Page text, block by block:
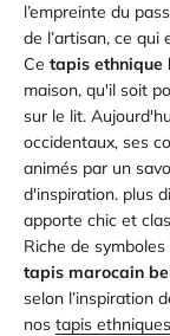
l’empreinte du
de l’artisan, ce
Ce tapis ethnique
maison, qu'il soit
sur le lit.
occidentaux, ses
animés par un
d'inspiration. plus
apporte chic et
Riche de
tapis marocain
selon l’inspiration
nos tapis ethniques